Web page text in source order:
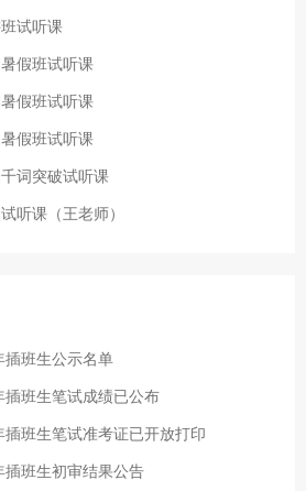
试听课
假班试听课
假班试听课
假班试听课
词突破试听课
听课（王老师）
插班生公示名单
插班生笔试成绩已公布
插班生笔试准考证已开放打印
插班生初审结果公告